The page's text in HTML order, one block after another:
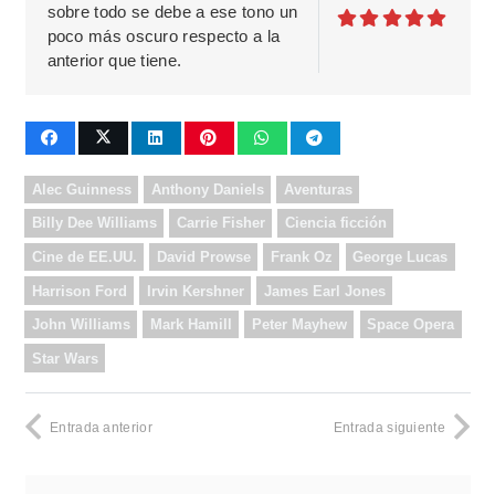
sobre todo se debe a ese tono un
poco más oscuro respecto a la
anterior que tiene.
Alec Guinness Anthony Daniels Aventuras
Billy Dee Williams Carrie Fisher Ciencia ficción
Cine de EE.UU. David Prowse Frank Oz George Lucas
Harrison Ford Irvin Kershner James Earl Jones
John Williams Mark Hamill Peter Mayhew Space Opera
Star Wars
Entrada anterior Entrada siguiente